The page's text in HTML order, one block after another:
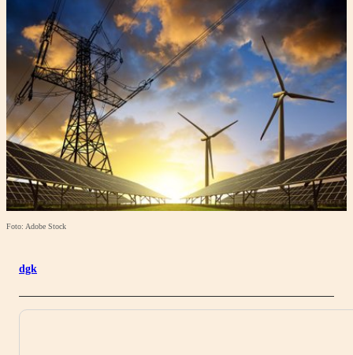
Foto: Adobe Stock
dgk